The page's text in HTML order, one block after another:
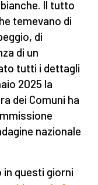
Il tutto
temevano di
di
di un
tutti i dettagli
2025 la
dei Comuni ha
nazionale
in questi giorni